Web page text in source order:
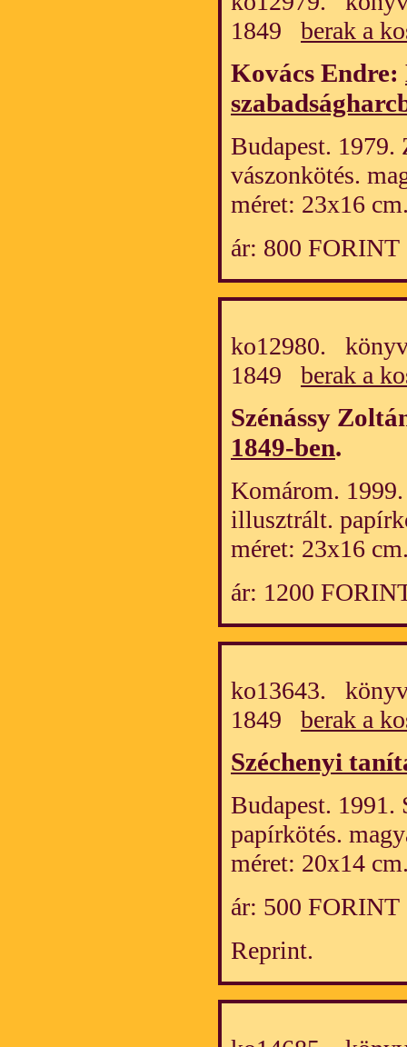
1849 berak a
Kovács Endre:
Budapest.
vászonkötés.
méret: 23x16
ár: 800 FORINT
ko12980.
1849 berak a
Szénássy
1849-ben.
Komárom.
illusztrált.
méret: 23x16
ár: 1200
ko13643.
1849 berak a
Széchenyi
Budapest. 1991.
papírkötés.
méret: 20x14
ár: 500 FORINT
Reprint.